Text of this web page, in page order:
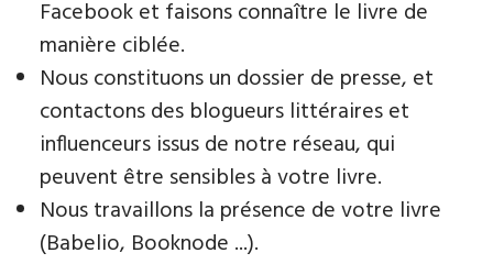
Facebook et faisons connaître le livre de
manière ciblée.
Nous constituons un dossier de presse, et
contactons des blogueurs littéraires et
influenceurs issus de notre réseau, qui
peuvent être sensibles à votre livre.
Nous travaillons la présence de votre livre
(Babelio, Booknode ...).